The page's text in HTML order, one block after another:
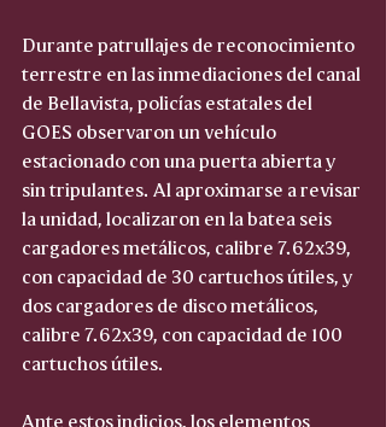
Durante patrullajes de reconocimiento
terrestre en las inmediaciones del canal
de Bellavista, policías estatales del
GOES observaron un vehículo
estacionado con una puerta abierta y
sin tripulantes. Al aproximarse a revisar
la unidad, localizaron en la batea seis
cargadores metálicos, calibre 7.62x39,
con capacidad de 30 cartuchos útiles, y
dos cargadores de disco metálicos,
calibre 7.62x39, con capacidad de 100
cartuchos útiles.
Ante estos indicios, los elementos